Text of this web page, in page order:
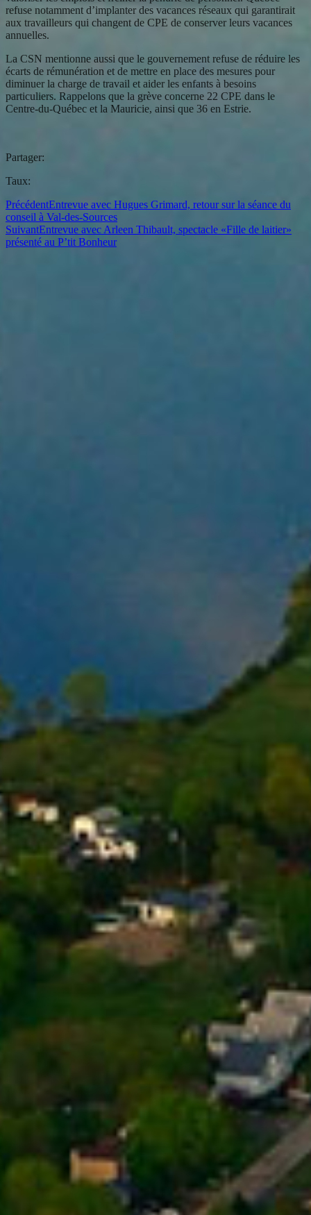
refuse notamment d’implanter des vacances réseaux qui garantirait
aux travailleurs qui changent de CPE de conserver leurs vacances
annuelles.
La CSN mentionne aussi que le gouvernement refuse de réduire les
écarts de rémunération et de mettre en place des mesures pour
diminuer la charge de travail et aider les enfants à besoins
particuliers. Rappelons que la grève concerne 22 CPE dans le
Centre-du-Québec et la Mauricie, ainsi que 36 en Estrie.
Partager:
Taux:
PrécédentEntrevue avec Hugues Grimard, retour sur la séance du
conseil à Val-des-Sources
SuivantEntrevue avec Arleen Thibault, spectacle «Fille de laitier»
présenté au P’tit Bonheur